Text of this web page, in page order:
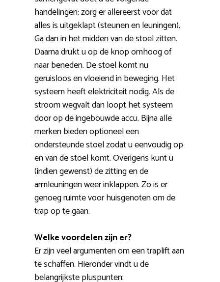
handelingen: zorg er allereerst voor dat
alles is uitgeklapt (steunen en leuningen).
Ga dan in het midden van de stoel zitten.
Daarna drukt u op de knop omhoog of
naar beneden. De stoel komt nu
geruisloos en vloeiend in beweging. Het
systeem heeft elektriciteit nodig. Als de
stroom wegvalt dan loopt het systeem
door op de ingebouwde accu. Bijna alle
merken bieden optioneel een
ondersteunde stoel zodat u eenvoudig op
en van de stoel komt. Overigens kunt u
(indien gewenst) de zitting en de
armleuningen weer inklappen. Zo is er
genoeg ruimte voor huisgenoten om de
trap op te gaan.
Welke voordelen zijn er?
Er zijn veel argumenten om een traplift aan
te schaffen. Hieronder vindt u de
belangrijkste pluspunten: